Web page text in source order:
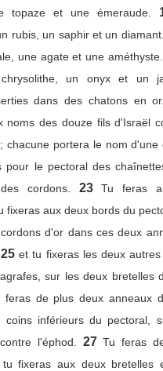
topaze et une émeraude.
rubis, un saphir et un diamant.
une agate et une améthyste.
un onyx et un
dans des chatons en or.
noms des douze fils d'Israël
chacune portera le nom d'une
pour le pectoral des
cordons.
23
Tu feras
fixeras aux deux bords du
d'or dans ces deux
25 et tu fixeras les deux
sur les deux bretelles
feras de plus deux anneaux
coins inférieurs du pectoral,
l'éphod.
27 Tu feras
fixeras aux deux bretelles